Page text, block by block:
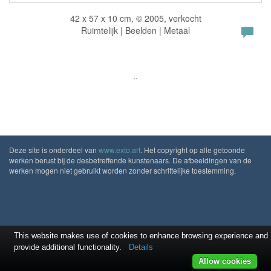
42 x 57 x 10 cm, © 2005, verkocht
Ruimtelijk | Beelden | Metaal
..
Deze site is onderdeel van www.exto.art. Het copyright op alle getoonde
werken berust bij de desbetreffende kunstenaars. De afbeeldingen van de
werken mogen niet gebruikt worden zonder schriftelijke toestemming.
This website makes use of cookies to enhance browsing experience and
provide additional functionality.
Details
Allow cookies